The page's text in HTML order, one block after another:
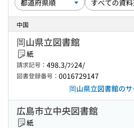
中国
岡山県立図書館
紙
請求記号： 498.3/ﾌｼ24/
図書登録番号： 0016729147
岡山県立図書館の
広島市立中央図書館
紙